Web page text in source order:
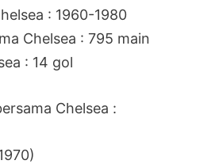
: 1960-1980
Chelsea : 795 main
: 14 gol
Chelsea :